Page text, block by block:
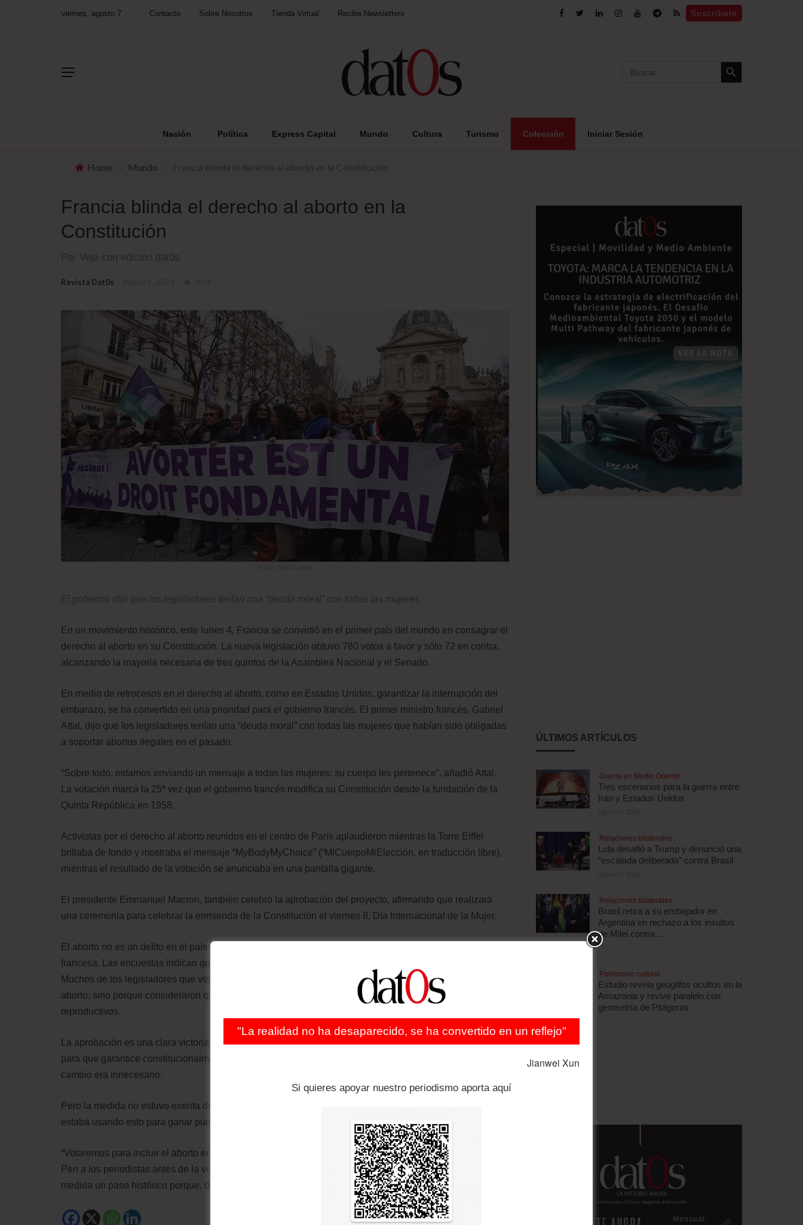
viernes, agosto 7 Contacto Sobre Nosotros Tienda Virtual Recibe Newsletters Suscríbete
for:
Search Button
Nación Política Express Capital Mundo Cultura Turismo Colección Iniciar Sesión
Home Mundo
Francia blinda el derecho al aborto en la
Constitución
Por Veja con edición dat0s
Revista Dat0s
El gobierno dijo que los legisladores tenían una “deuda moral” con todas las mujeres.
En un movimiento histórico, este lunes 4, Francia se convirtió en el primer país del mundo en consagrar el
derecho al aborto en su Constitución. La nueva legislación obtuvo 780 votos a favor y sólo 72 en contra,
alcanzando la mayoría necesaria de tres quintos de la Asamblea Nacional y el Senado.
En medio de retrocesos en el derecho al aborto, como en Estados Unidos, garantizar la interrupción del
embarazo, se ha convertido en una prioridad para el gobierno francés. El primer ministro francés, Gabriel
Attal, dijo que los legisladores tenían una “deuda moral” con todas las mujeres que habían sido obligadas
a soportar abortos ilegales en el pasado.
“Sobre todo, estamos enviando un mensaje a todas las mujeres: su cuerpo les pertenece”, añadió Attal.
La votación marca la 25ª vez que el gobierno francés modifica su Constitución desde la fundación de la
Quinta República en 1958.
Activistas por el derecho al aborto reunidos en el centro de París aplaudieron mientras la Torre Eiffel
brillaba de fondo y mostraba el mensaje “MyBodyMyChoice” (“MiCuerpoMiElección, en traducción libre),
mientras el resultado de la votación se anunciaba en una pantalla gigante.
El presidente Emmanuel Macron, también celebró la aprobación del proyecto, afirmando que realizará
una ceremonia para celebrar la enmienda de la Constitución el viernes 8, Día Internacional de la Mujer.
El aborto no es un delito en el país desde 1975, pero no era un derecho garantizado por la Constitución
francesa. Las encuestas indican que alrededor del 80% de los franceses apoyan que el aborto sea legal.
Muchos de los legisladores que votaron en contra de la enmienda no lo hicieron porque se opusieran al
aborto, sino porque consideraron que la medida era innecesaria dado el amplio apoyo a los derechos
reproductivos.
La aprobación es una clara victoria para la izquierda francesa, que lleva años presionando al gobierno
para que garantice constitucionalmente este derecho. Hasta 2022, el presidente francés argumentó que el
cambio era innecesario.
Pero la medida no estuvo exenta de críticas. La líder de extrema derecha Marine Le Pen dijo que Macron
estaba usando esto para ganar puntos políticos, dado el fuerte apoyo del país al derecho al aborto.
“Votaremos para incluir el aborto en la Constitución porque no tenemos ningún problema con ello”, dijo Le
Pen a los periodistas antes de la votación de Versalles, añadiendo que era una exageración llamar a la
medida un paso histórico porque, dijo, “nadie está poniendo en riesgo el derecho al aborto en Francia”.
ÚLTIMOS ARTÍCULOS
Guerra en Medio Oriente
Tres escenarios para la guerra entre
Irán y Estados Unidos
Relaciones bilaterales
Lula desafió a Trump y denunció una
“escalada deliberada” contra Brasil
Relaciones bilaterales
Brasil retira a su embajador en
Argentina en rechazo a los insultos
de Milei contra ...
Patrimonio cultural
Estudio revela geoglifos ocultos en la
Amazonia y revive paralelo con
geometría de Pitágoras
agosto 5, 2026
"La realidad no ha desaparecido, se ha convertido en un reflejo"
Jianwei Xun
Si quieres apoyar nuestro periodismo aporta aquí